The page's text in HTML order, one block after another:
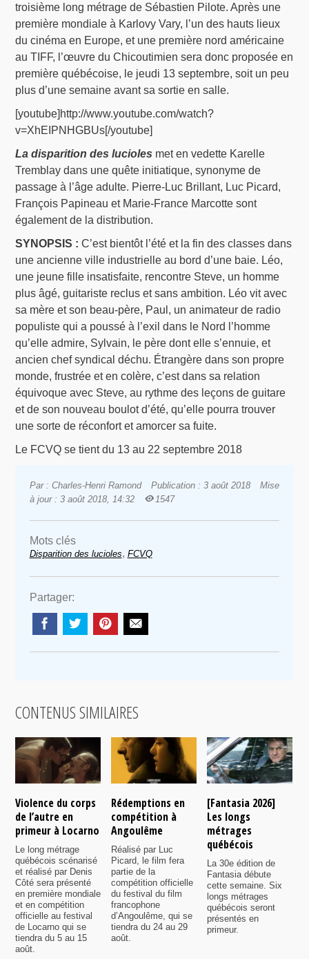
troisième long métrage de Sébastien Pilote. Après une
première mondiale à Karlovy Vary, l’un des hauts lieux
du cinéma en Europe, et une première nord américaine
au TIFF, l’œuvre du Chicoutimien sera donc proposée en
première québécoise, le jeudi 13 septembre, soit un peu
plus d’une semaine avant sa sortie en salle.
[youtube]http://www.youtube.com/watch?
v=XhEIPNHGBUs[/youtube]
La disparition des lucioles met en vedette Karelle
Tremblay dans une quête initiatique, synonyme de
passage à l’âge adulte. Pierre-Luc Brillant, Luc Picard,
François Papineau et Marie-France Marcotte sont
également de la distribution.
SYNOPSIS :C’est bientôt l’été et la fin des classes dans
une ancienne ville industrielle au bord d’une baie. Léo,
une jeune fille insatisfaite, rencontre Steve, un homme
plus âgé, guitariste reclus et sans ambition. Léo vit avec
sa mère et son beau-père, Paul, un animateur de radio
populiste qui a poussé à l’exil dans le Nord l’homme
qu’elle admire, Sylvain, le père dont elle s’ennuie, et
ancien chef syndical déchu. Étrangère dans son propre
monde, frustrée et en colère, c’est dans sa relation
équivoque avec Steve, au rythme des leçons de guitare
et de son nouveau boulot d’été, qu’elle pourra trouver
une sorte de réconfort et amorcer sa fuite.
Le FCVQ se tient du 13 au 22 septembre 2018
Par : Charles-Henri Ramond Publication : 3 août 2018
Mise
à jour : 3 août 2018, 14:32
1547
Mots clés
Disparition des lucioles, FCVQ
Partager:
CONTENUS SIMILAIRES
Violence du corps
de l’autre en
primeur à Locarno
Le long métrage
québécois scénarisé
et réalisé par Denis
Côté sera présenté
en première mondiale
et en compétition
officielle au festival
de Locarno qui se
tiendra du 5 au 15
août.
Rédemptions en
compétition à
Angoulême
Réalisé par Luc
Picard, le film fera
partie de la
compétition officielle
du festival du film
francophone
d’Angoulême, qui se
tiendra du 24 au 29
août.
[Fantasia 2026]
Les longs
métrages
québécois
La 30e édition de
Fantasia débute
cette semaine. Six
longs métrages
québécois seront
présentés en
primeur.